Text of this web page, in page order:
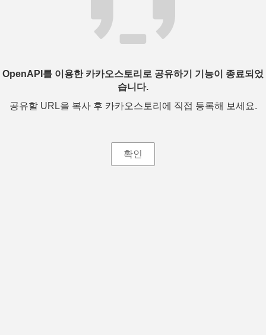
OpenAPI를 이용한 카카오스토리로 공유하기 기능이 종료되었
습니다.
공유할 URL을 복사 후 카카오스토리에 직접 등록해 보세요.
확인